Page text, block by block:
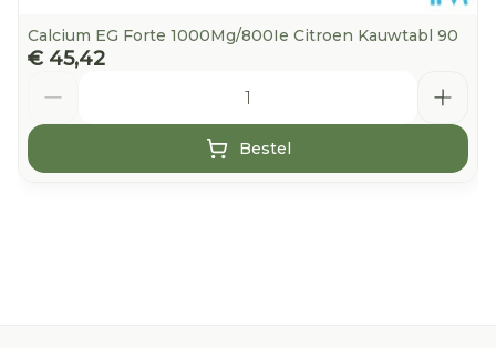
Calcium EG Forte 1000Mg/800Ie Citroen Kauwtabl 90
€ 45,42
Bestel